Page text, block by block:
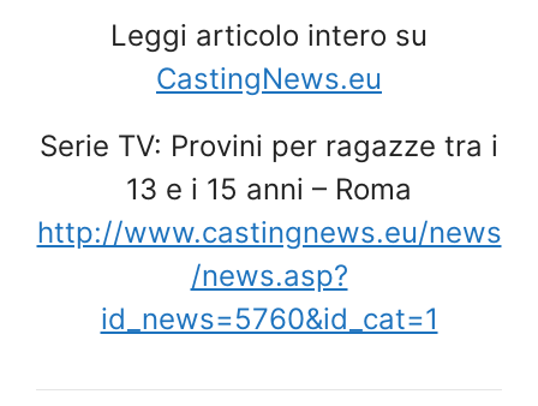
Leggi articolo intero su
CastingNews.eu
Serie TV: Provini per ragazze tra i
13 e i 15 anni – Roma
http://www.castingnews.eu/news
/news.asp?
id_news=5760&id_cat=1